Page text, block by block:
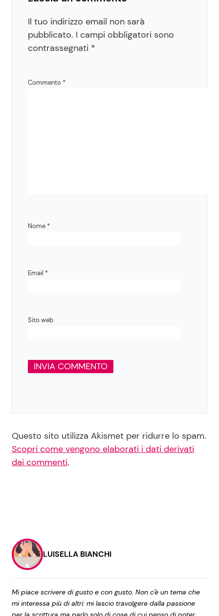
Il tuo indirizzo email non sarà
pubblicato. I campi obbligatori sono
contrassegnati *
Commento *
Nome *
Email *
Sito web
Questo sito utilizza Akismet per ridurre lo spam.
Scopri come vengono elaborati i dati derivati
dai commenti.
LUISELLA BIANCHI
Mi piace scrivere di gusto e con gusto. Non c'è un tema che
mi interessa più di altri: mi lascio travolgere dalla passione